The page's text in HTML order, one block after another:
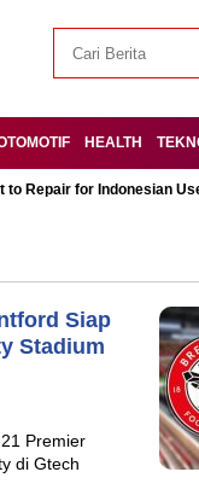
HEALTH
to Repair for Indonesian
Siap
Stadium
Premier
di Gtech